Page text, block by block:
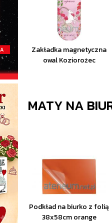
Zakładka magnetyczna
owal Koziorożec
MATY NA
Podkład na biurko z folią
38x58cm orange